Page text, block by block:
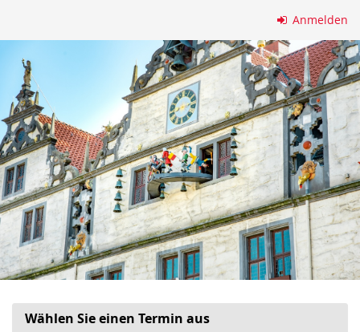
springen
Anmelden
Wählen Sie einen Termin aus